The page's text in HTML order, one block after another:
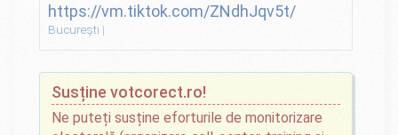
https://vm.tiktok.com/ZNdhJqv5t/
București
Susține votcorect.ro!
Ne puteți susține eforturile de monitorizare